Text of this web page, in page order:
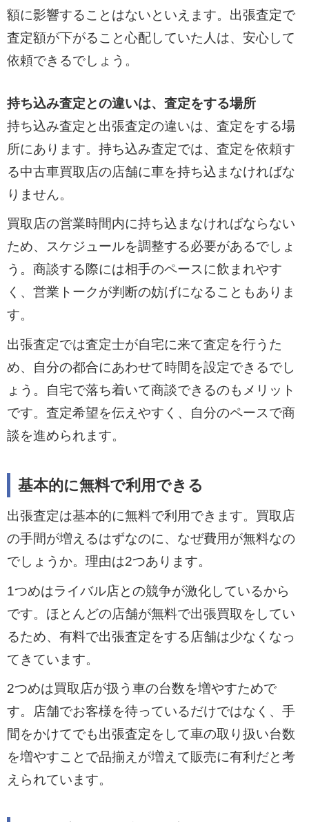
額に影響することはないといえます。出張査定で
査定額が下がること心配していた人は、安心して
依頼できるでしょう。
持ち込み査定との違いは、査定をする場所
持ち込み査定と出張査定の違いは、査定をする場
所にあります。持ち込み査定では、査定を依頼す
る中古車買取店の店舗に車を持ち込まなければな
りません。
買取店の営業時間内に持ち込まなければならない
ため、スケジュールを調整する必要があるでしょ
う。商談する際には相手のペースに飲まれやす
く、営業トークが判断の妨げになることもありま
す。
出張査定では査定士が自宅に来て査定を行うた
め、自分の都合にあわせて時間を設定できるでし
ょう。自宅で落ち着いて商談できるのもメリット
です。査定希望を伝えやすく、自分のペースで商
談を進められます。
基本的に無料で利用できる
出張査定は基本的に無料で利用できます。買取店
の手間が増えるはずなのに、なぜ費用が無料なの
でしょうか。理由は2つあります。
1つめはライバル店との競争が激化しているから
です。ほとんどの店舗が無料で出張買取をしてい
るため、有料で出張査定をする店舗は少なくなっ
てきています。
2つめは買取店が扱う車の台数を増やすためで
す。店舗でお客様を待っているだけではなく、手
間をかけてでも出張査定をして車の取り扱い台数
を増やすことで品揃えが増えて販売に有利だと考
えられています。